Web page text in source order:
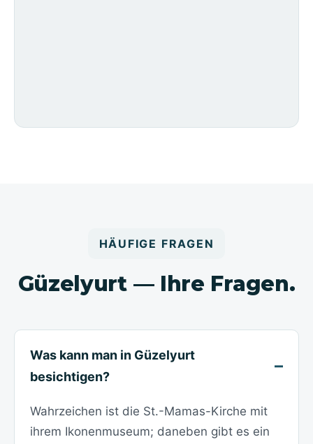
HÄUFIGE FRAGEN
Güzelyurt — Ihre Fragen.
Was kann man in Güzelyurt
besichtigen?
Wahrzeichen ist die St.-Mamas-Kirche mit
ihrem Ikonenmuseum; daneben gibt es ein